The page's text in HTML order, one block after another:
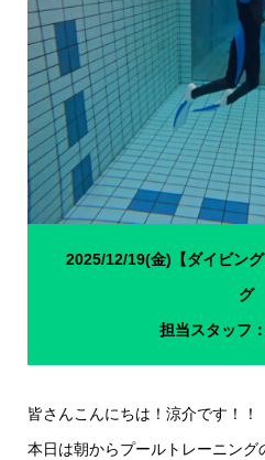
2025/12/19(金)【ダイビン
グ
担当スタッフ
皆さんこんにちは！涼介です！！
本日は朝からプールトレーニング